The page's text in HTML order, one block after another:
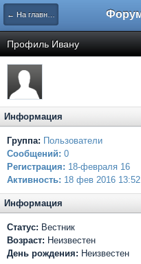
← На главную
Профиль Иванy
Информация
Группа: Пользователи
Сообщений: 0
Регистрация: 18-февраля 16
Активность: 18 фев 2016 13:52
Информация
Статус: Вестник
Возраст: Неизвестен
День рождения: Неизвестен